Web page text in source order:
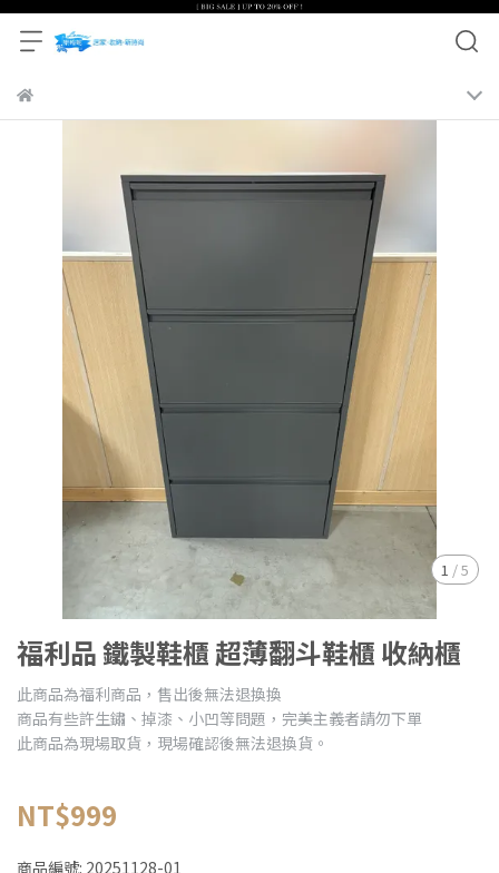
1 /5
福利品 鐵製鞋櫃 超薄翻斗鞋櫃 收納櫃
此商品為福利商品，售出後無法退換換
商品有些許生鏽、掉漆、小凹等問題，完美主義者請勿下單
此商品為現場取貨，現場確認後無法退換貨。
NT$999
商品編號: 20251128-01